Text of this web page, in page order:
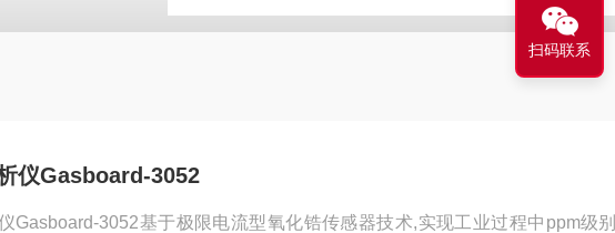
仪Gasboard-3052
Gasboard-3052基于极限电流型氧化锆传感器技术,实现工业过程中ppm级
扫码联系